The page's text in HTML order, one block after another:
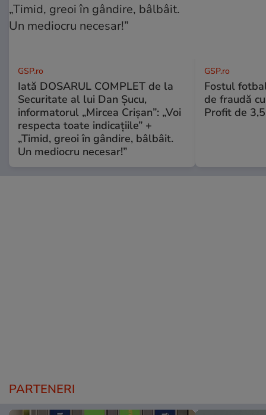
GSP.ro
Iată DOSARUL COMPLET de la
Securitate al lui Dan Șucu,
informatorul „Mircea Crișan”: „Voi
respecta toate indicațiile” +
„Timid, greoi în gândire, bâlbâit.
Un mediocru necesar!”
GSP.ro
Fostul
de fraudă
Profit de
PARTENERI